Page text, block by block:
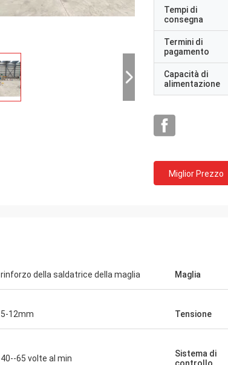
Tempi di
consegna
Termini di
pagamento
Capacità di
alimentazione
Miglior Prezzo
rinforzo della saldatrice della maglia Maglia
5-12mm Tensione
40--65 volte al min
Sistema di